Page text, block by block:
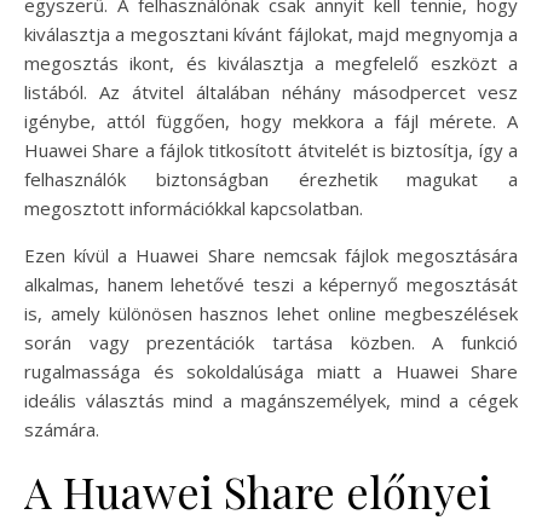
kiválasztja a megosztani kívánt fájlokat, majd megnyomja a
megosztás ikont, és kiválasztja a megfelelő eszközt a
listából. Az átvitel általában néhány másodpercet vesz
igénybe, attól függően, hogy mekkora a fájl mérete. A
Huawei Share a fájlok titkosított átvitelét is biztosítja, így a
felhasználók biztonságban érezhetik magukat a
megosztott információkkal kapcsolatban.
Ezen kívül a Huawei Share nemcsak fájlok megosztására
alkalmas, hanem lehetővé teszi a képernyő megosztását
is, amely különösen hasznos lehet online megbeszélések
során vagy prezentációk tartása közben. A funkció
rugalmassága és sokoldalúsága miatt a Huawei Share
ideális választás mind a magánszemélyek, mind a cégek
számára.
A Huawei Share előnyei